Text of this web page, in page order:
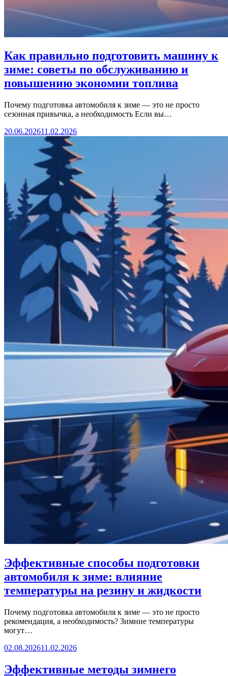
Как правильно подготовить машину к
зиме: советы по обслуживанию и
повышению экономии топлива
Почему подготовка автомобиля к зиме — это не просто
сезонная привычка, а необходимость Если вы…
20.06.202611.02.2026
Эффективные способы подготовки
автомобиля к зиме: влияние
температуры на резину и жидкости
Почему подготовка автомобиля к зиме — это не просто
рекомендация, а необходимость? Зимние температуры
могут…
02.08.202611.02.2026
Эффективные методы зимнего